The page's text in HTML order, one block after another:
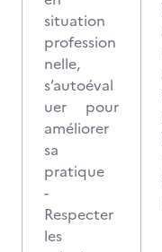
situation
profession
nelle,
s’autoéval
uer pour
améliorer
sa
pratique
-
Respecter
les